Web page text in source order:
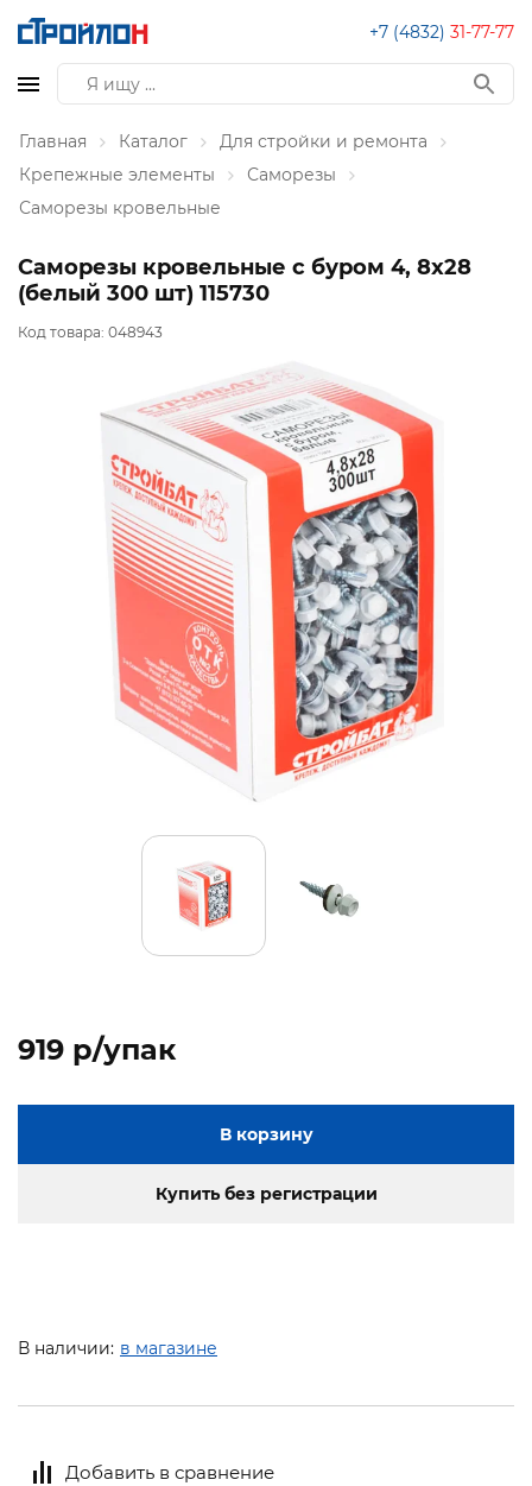
+7 (4832) 31-77-77
Главная Каталог
Для стройки и ремонта
Крепежные элементы
Саморезы
Саморезы кровельные
Саморезы кровельные с буром 4, 8x28
(белый 300 шт) 115730
Код товара: 048943
919 p/упак
В корзину
Купить без регистрации
В наличии: в магазине
Добавить в сравнение